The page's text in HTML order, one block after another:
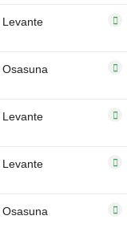
Levante
Osasuna
Levante
Levante
Osasuna